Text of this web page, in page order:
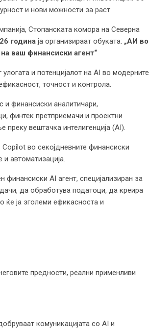
и нови можности за раст.
Стопанската комора на Северна
година ја организираат обуката: „АИ во
ваш финансиски агент“
и потенцијалот на AI во модерните
точност и контрола.
и финансиски аналитичари,
финтек претприемачи и проектни
вештачка интелигенција (AI).
во секојдневните финансиски
автоматизација.
AI агент, специјализиран за
да обработува податоци, да креира
ја зголеми ефикасноста и
предности, реални применливи
комуникацијата со AI и